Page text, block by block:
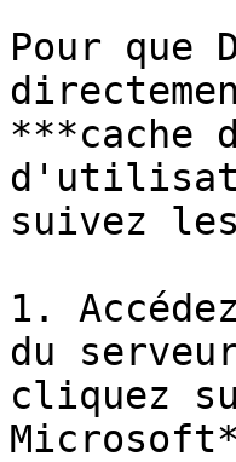
Pour que
***cache
suivez
1.
du
cliquez